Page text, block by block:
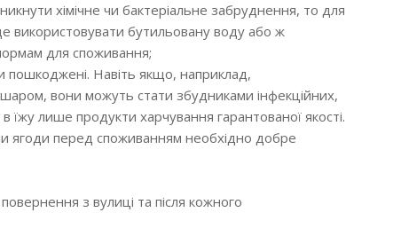
хімічне чи бактеріальне забруднення, то для
використовувати бутильовану воду або ж
для споживання;
пошкоджені. Навіть якщо, наприклад,
вони можуть стати збудниками інфекційних,
лише продукти харчування гарантованої якості.
ягоди перед споживанням необхідно добре
з вулиці та після кожного